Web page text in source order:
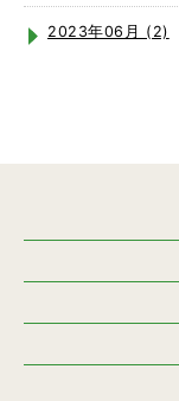
2023年06月 (2)